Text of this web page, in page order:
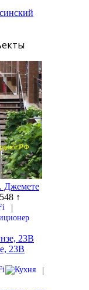
Джемете
↑
|
23В
|